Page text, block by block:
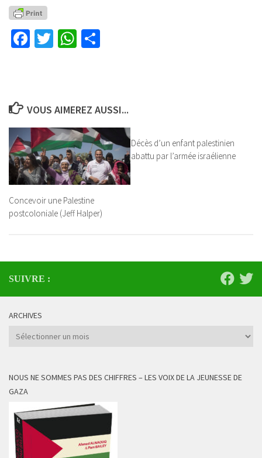
Facebook
TwitterWhatsApp
VOUS AIMEREZ AUSSI...
Concevoir une Palestine
postcoloniale (Jeff Halper)
Décès d’un enfant palestinien
abattu par l’armée israélienne
SUIVRE :
ARCHIVES
Archives
NOUS NE SOMMES PAS DES CHIFFRES – LES VOIX DE LA JEUNESSE DE
GAZA